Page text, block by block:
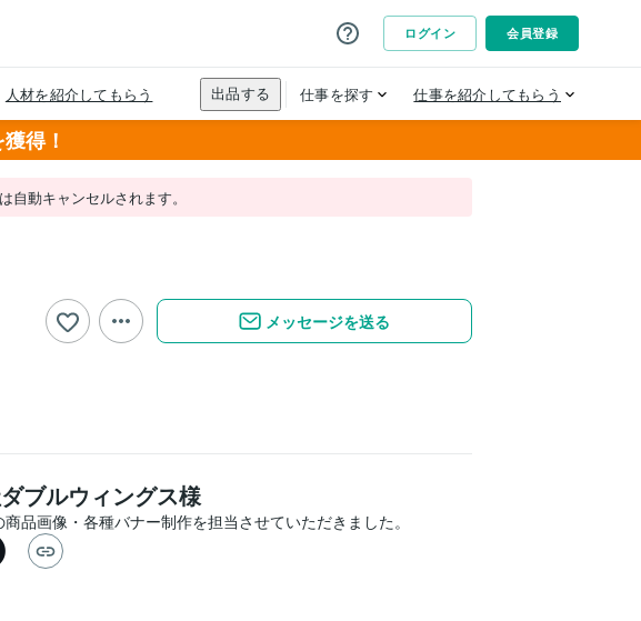
得！
動キャンセルされます。
メッセージを送る
ブルウィングス様
品画像・各種バナー制作を担当させていただきました。